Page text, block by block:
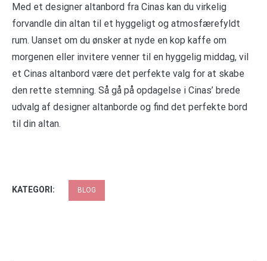
Med et designer altanbord fra Cinas kan du virkelig
forvandle din altan til et hyggeligt og atmosfærefyldt
rum. Uanset om du ønsker at nyde en kop kaffe om
morgenen eller invitere venner til en hyggelig middag, vil
et Cinas altanbord være det perfekte valg for at skabe
den rette stemning. Så gå på opdagelse i Cinas’ brede
udvalg af designer altanborde og find det perfekte bord
til din altan.
KATEGORI: BLOG